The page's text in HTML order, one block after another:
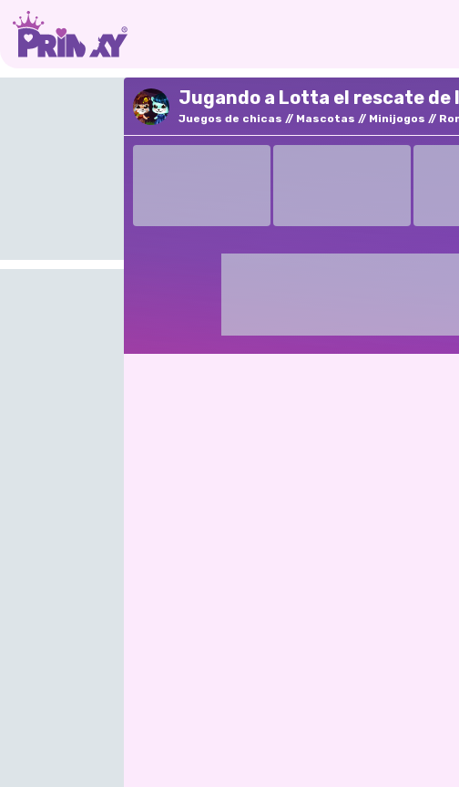
Jugando a Lotta el rescate de
Juegos de chicas Mascotas Minijogos